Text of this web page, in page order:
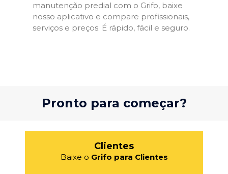
manutenção predial com o Grifo, baixe
nosso aplicativo e compare profissionais,
serviços e preços. É rápido, fácil e seguro.
Pronto para começar?
Clientes
Baixe o Grifo para Clientes